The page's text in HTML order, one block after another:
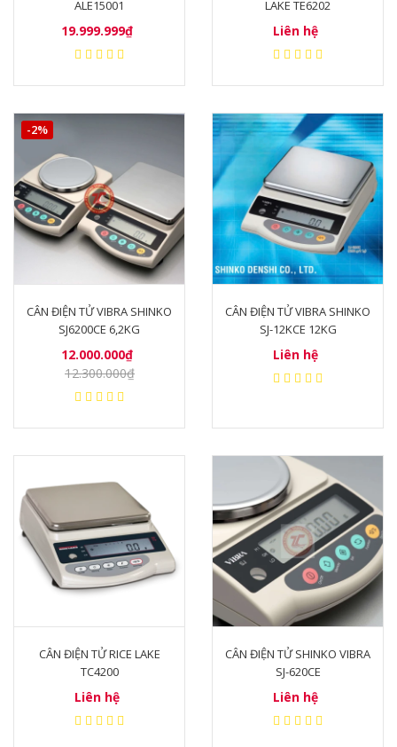
ALE15001
19.999.999₫
LAKE TE6202
Liên hệ
-2%
CÂN ĐIỆN TỬ VIBRA SHINKO
SJ6200CE 6,2KG
12.000.000₫
12.300.000₫
CÂN ĐIỆN TỬ VIBRA SHINKO
SJ-12KCE 12KG
Liên hệ
CÂN ĐIỆN TỬ RICE LAKE
TC4200
Liên hệ
CÂN ĐIỆN TỬ SHINKO VIBRA
SJ-620CE
Liên hệ